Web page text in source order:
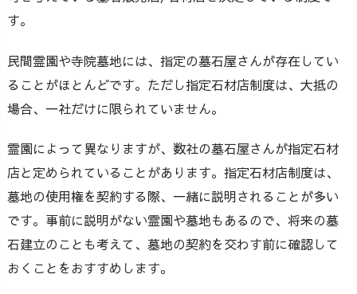
す。
民間霊園や寺院墓地には、指定の墓石屋さんが存在してい
ることがほとんどです。ただし指定石材店制度は、大抵の
場合、一社だけに限られていません。
霊園によって異なりますが、数社の墓石屋さんが指定石材
店と定められていることがあります。指定石材店制度は、
墓地の使用権を契約する際、一緒に説明されることが多い
です。事前に説明がない霊園や墓地もあるので、将来の墓
石建立のことも考えて、墓地の契約を交わす前に確認して
おくことをおすすめします。